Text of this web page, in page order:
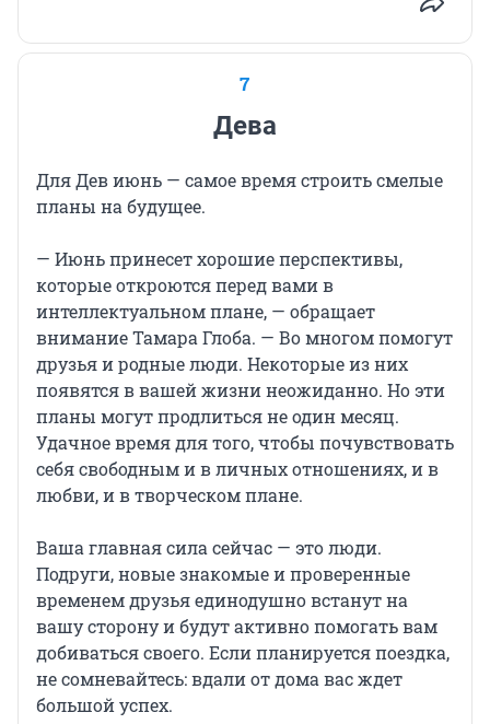
7
Дева
Для Дев июнь — самое время строить смелые
планы на будущее.
— Июнь принесет хорошие перспективы,
которые откроются перед вами в
интеллектуальном плане, — обращает
внимание Тамара Глоба. — Во многом помогут
друзья и родные люди. Некоторые из них
появятся в вашей жизни неожиданно. Но эти
планы могут продлиться не один месяц.
Удачное время для того, чтобы почувствовать
себя свободным и в личных отношениях, и в
любви, и в творческом плане.
Ваша главная сила сейчас — это люди.
Подруги, новые знакомые и проверенные
временем друзья единодушно встанут на
вашу сторону и будут активно помогать вам
добиваться своего. Если планируется поездка,
не сомневайтесь: вдали от дома вас ждет
большой успех.